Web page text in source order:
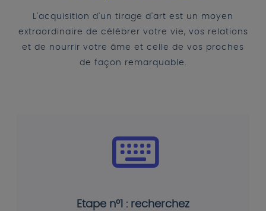
L'acquisition d'un tirage d'art est un moyen
extraordinaire de célébrer votre vie, vos relations
et de nourrir votre âme et celle de vos proches
de façon remarquable.
Etape n°1 : recherchez